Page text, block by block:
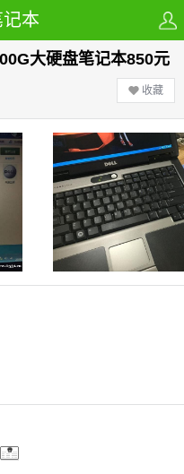
本
大硬盘笔记本850元
收藏